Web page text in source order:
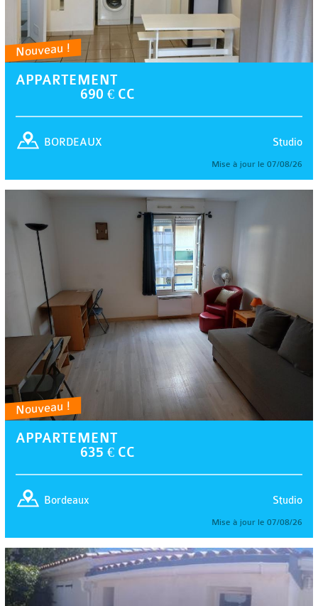
Nouveau !
APPARTEMENT
690 € CC
Studio
BORDEAUX
Mise à jour le 07/08/26
Nouveau !
APPARTEMENT
635 € CC
Studio
Bordeaux
Mise à jour le 07/08/26